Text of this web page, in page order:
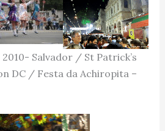
Salvador / St Patrick’s
DC / Festa da Achiropita –